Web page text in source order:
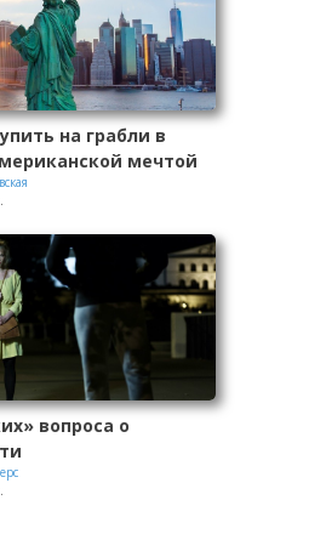
на грабли в
мечтой
вопроса о